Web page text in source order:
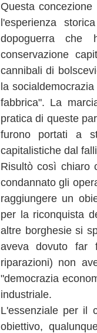
Questa
l'esperienza
dopoguerra che
conservazione
cannibali di
la
fabbrica". La
pratica di queste
furono portati a
capitalistiche dal
Risultò così chiaro
condannato gli
raggiungere un
per la riconquista
altre borghesie si
aveva dovuto far
riparazioni) non
"democrazia
industriale.
L'essenziale per il
obiettivo,